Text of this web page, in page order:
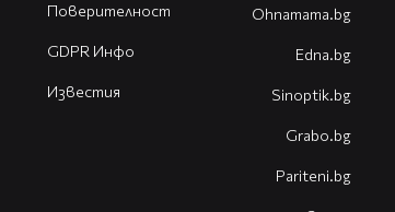
Поверителност
GDPR Инфо
Известия
Оhnamama.bg
Edna.bg
Sinoptik.bg
Grabo.bg
Pariteni.bg